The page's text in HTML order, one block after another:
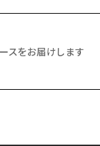
スをお届けします